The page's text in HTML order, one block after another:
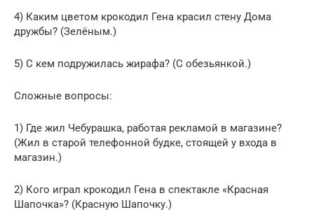
4) Каким цветом крокодил Гена красил стену Дома
дружбы? (Зелёным.)
5) С кем подружилась жирафа? (С обезьянкой.)
Сложные вопросы:
1) Где жил Чебурашка, работая рекламой в магазине?
(Жил в старой телефонной будке, стоящей у входа в
магазин.)
2) Кого играл крокодил Гена в спектакле «Красная
Шапочка»? (Красную Шапочку.)